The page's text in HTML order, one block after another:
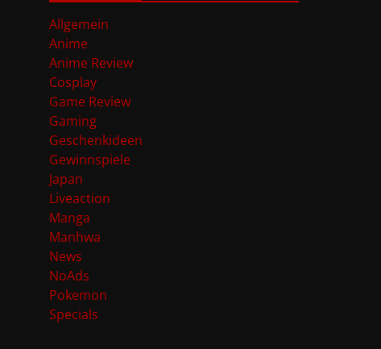
Allgemein
Anime
Anime Review
Cosplay
Game Review
Gaming
Geschenkideen
Gewinnspiele
Japan
Liveaction
Manga
Manhwa
News
NoAds
Pokemon
Specials